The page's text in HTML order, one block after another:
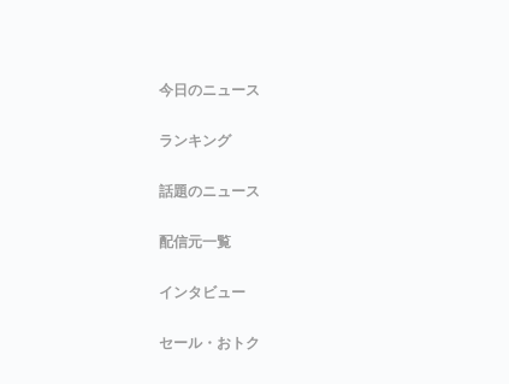
今日のニュース
ランキング
話題のニュース
配信元一覧
インタビュー
セール・おトク